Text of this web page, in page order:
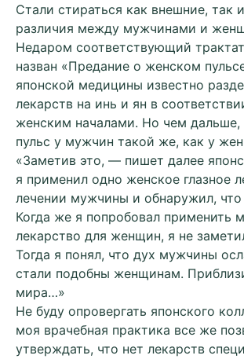
Стали стираться как внешние, так
различия между мужчинами и
Недаром соответствующий
назван «Предание о женском
японской медицины известно
лекарств на инь и ян в
женским началами. Но чем
пульс у мужчин такой же, как у
«Заметив это, — пишет далее
я применил одно женское глазное
лечении мужчины и обнаружил, что
Когда же я попробовал применить
лекарство для женщин, я не
Тогда я понял, что дух мужчины
стали подобны женщинам.
мира…»
Не буду опровергать японского
моя врачебная практика все же
утверждать, что нет лекарств